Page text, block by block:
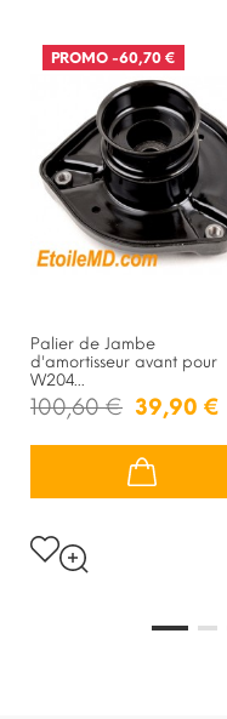
PROMO -60,70 €
Palier de Jambe
d'amortisseur avant pour
W204...
100,60 € 39,90 €